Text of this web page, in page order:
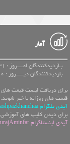
آمار
بـازدیدکنندگان امــــروز : 2931 نفر
بازدیدکنندگان دیـــــروز : 12220 نفر
برای دریافت لیست قیمت های
قیمت های روزانه با خبر شوید.
آیدی تلگرام ashpazkhanehaa
برای دیدن کلیپ های آموزشی
آیدی اینستاگرام TourajAminfar